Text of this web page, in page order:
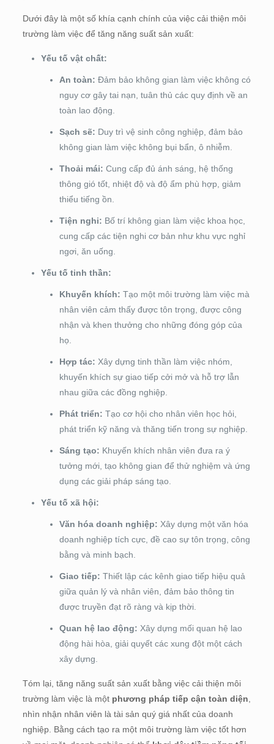
Dưới đây là một số khía cạnh chính của việc cải thiện môi
trường làm việc để tăng năng suất sản xuất:
Yếu tố vật chất:
An toàn: Đảm bảo không gian làm việc không có
nguy cơ gây tai nạn, tuân thủ các quy định về an
toàn lao động.
Sạch sẽ: Duy trì vệ sinh công nghiệp, đảm bảo
không gian làm việc không bụi bẩn, ô nhiễm.
Thoải mái: Cung cấp đủ ánh sáng, hệ thống
thông gió tốt, nhiệt độ và độ ẩm phù hợp, giảm
thiểu tiếng ồn.
Tiện nghi: Bố trí không gian làm việc khoa học,
cung cấp các tiện nghi cơ bản như khu vực nghỉ
ngơi, ăn uống.
Yếu tố tinh thần:
Khuyến khích: Tạo một môi trường làm việc mà
nhân viên cảm thấy được tôn trọng, được công
nhận và khen thưởng cho những đóng góp của
họ.
Hợp tác: Xây dựng tinh thần làm việc nhóm,
khuyến khích sự giao tiếp cởi mở và hỗ trợ lẫn
nhau giữa các đồng nghiệp.
Phát triển: Tạo cơ hội cho nhân viên học hỏi,
phát triển kỹ năng và thăng tiến trong sự nghiệp.
Sáng tạo: Khuyến khích nhân viên đưa ra ý
tưởng mới, tạo không gian để thử nghiệm và ứng
dụng các giải pháp sáng tạo.
Yếu tố xã hội:
Văn hóa doanh nghiệp: Xây dựng một văn hóa
doanh nghiệp tích cực, đề cao sự tôn trọng, công
bằng và minh bạch.
Giao tiếp: Thiết lập các kênh giao tiếp hiệu quả
giữa quản lý và nhân viên, đảm bảo thông tin
được truyền đạt rõ ràng và kịp thời.
Quan hệ lao động: Xây dựng mối quan hệ lao
động hài hòa, giải quyết các xung đột một cách
xây dựng.
Tóm lại, tăng năng suất sản xuất bằng việc cải thiện môi
trường làm việc là một phương pháp tiếp cận toàn diện,
nhìn nhận nhân viên là tài sản quý giá nhất của doanh
nghiệp. Bằng cách tạo ra một môi trường làm việc tốt hơn